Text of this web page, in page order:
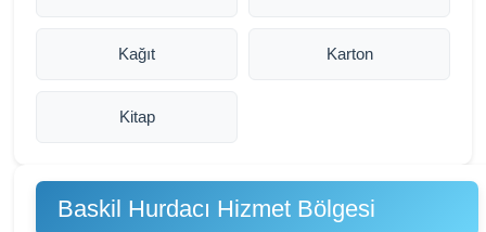
Kağıt Karton
Kitap
Baskil Hurdacı Hizmet Bölgesi